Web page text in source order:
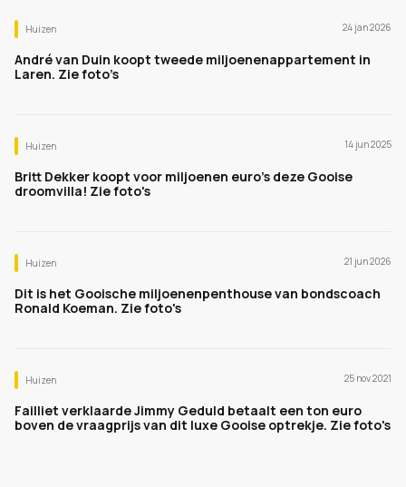
Huizen 24 jan 2026
André van Duin koopt tweede miljoenenappartement in
Laren. Zie foto’s
Huizen 14 jun 2025
Britt Dekker koopt voor miljoenen euro's deze Gooise
droomvilla! Zie foto's
Huizen 21 jun 2026
Dit is het Gooische miljoenenpenthouse van bondscoach
Ronald Koeman. Zie foto's
Huizen 25 nov 2021
Failliet verklaarde Jimmy Geduld betaalt een ton euro
boven de vraagprijs van dit luxe Gooise optrekje. Zie foto's